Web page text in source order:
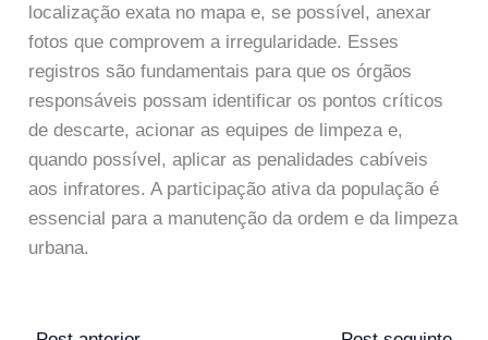
localização exata no mapa e, se possível, anexar
fotos que comprovem a irregularidade. Esses
registros são fundamentais para que os órgãos
responsáveis possam identificar os pontos críticos
de descarte, acionar as equipes de limpeza e,
quando possível, aplicar as penalidades cabíveis
aos infratores. A participação ativa da população é
essencial para a manutenção da ordem e da limpeza
urbana.